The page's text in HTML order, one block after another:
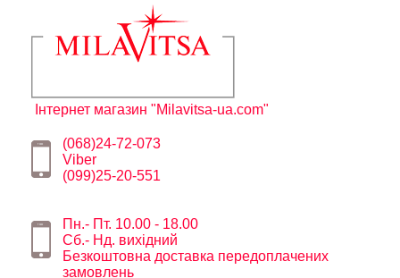
Інтернет магазин "Milavitsa-ua.com"
(068)24-72-073
Viber
(099)25-20-551
Пн.- Пт. 10.00 - 18.00
Сб.- Нд. вихідний
Безкоштовна доставка передоплачених
замовлень